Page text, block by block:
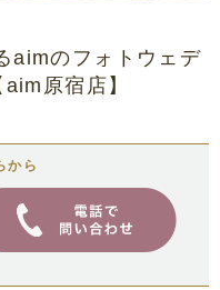
aimのフォトウェデ
aim原宿店】
から